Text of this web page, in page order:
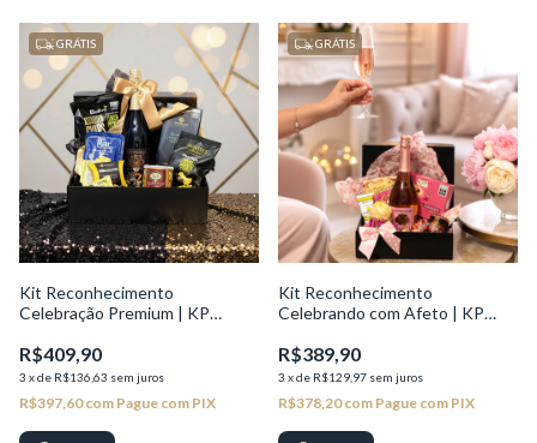
GRÁTIS
Kit Reconhecimento
Celebração Premium | KP
R$409,90
3 xde R$136,63 sem juros
R$397,60com Pague com PIX
GRÁTIS
Kit Reconhecimento
Celebrando com Afeto | KP
R$389,90
3 xde R$129,97 sem juros
R$378,20com Pague com PIX